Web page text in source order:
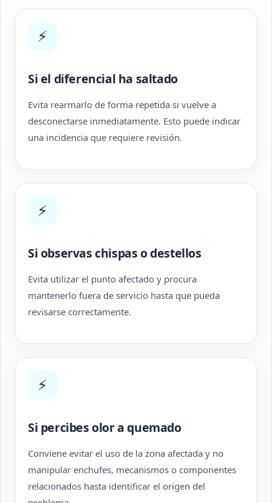
⚡
Si el diferencial ha saltado
Evita rearmarlo de forma repetida si vuelve a
desconectarse inmediatamente. Esto puede indicar
una incidencia que requiere revisión.
⚡
Si observas chispas o destellos
Evita utilizar el punto afectado y procura
mantenerlo fuera de servicio hasta que pueda
revisarse correctamente.
⚡
Si percibes olor a quemado
Conviene evitar el uso de la zona afectada y no
manipular enchufes, mecanismos o componentes
relacionados hasta identificar el origen del